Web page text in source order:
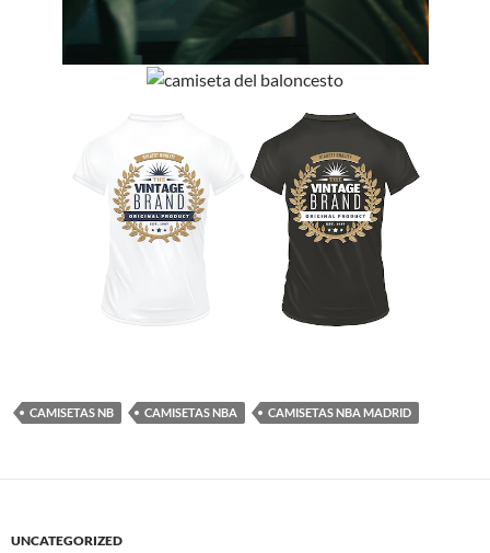
CAMISETAS NB CAMISETAS NBA CAMISETAS NBA MADRID
UNCATEGORIZED